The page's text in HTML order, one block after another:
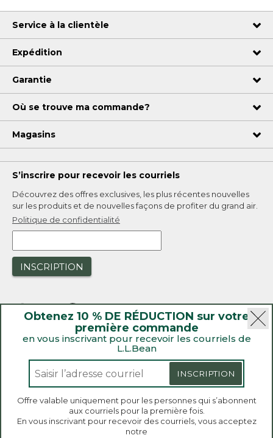
Obtenez 10 % DE RÉDUCTION sur votre
première commande
en vous inscrivant pour recevoir les courriels de
L.L.Bean
INSCRIPTION
Offre valable uniquement pour les personnes qui s’abonnent
aux courriels pour la première fois.
En vous inscrivant pour recevoir des courriels, vous acceptez
notre
Service à la clientèle
Expédition
Garantie
Où se trouve ma commande?
Magasins
S’inscrire pour recevoir les courriels
Découvrez des offres exclusives, les plus récentes nouvelles
sur les produits et de nouvelles façons de profiter du grand air.
Politique de confidentialité
INSCRIPTION
Bienvenue sur llbean.ca! Nous utilisons des témoins
de connexion et d’autres technologies pour vous
offrir la meilleure expérience possible. Consultez
Rappels de produit
Loi sur la transparence de la Californie et du Royaume-Uni
Accessibilité Politique de vente et de retour
L.L.Bean® est une marque de commerce enregistrée de
L.L.Bean Inc. Copyright 2026.